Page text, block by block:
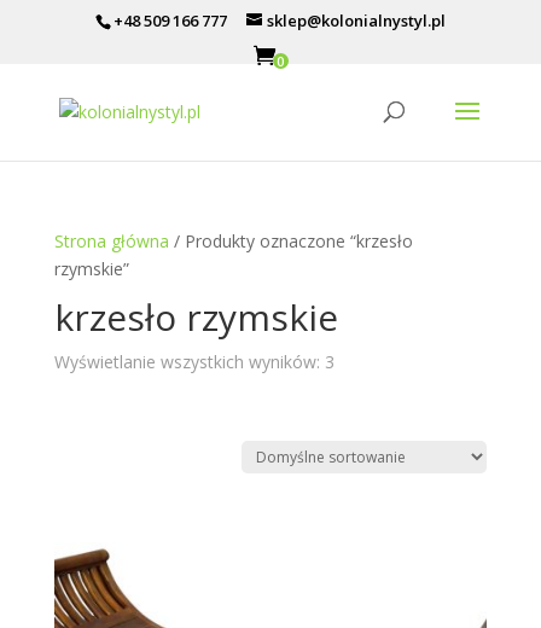
+48 509 166 777 sklep@kolonialnystyl.pl
0
Strona główna / Produkty oznaczone “krzesło
rzymskie”
krzesło rzymskie
Wyświetlanie wszystkich wyników: 3